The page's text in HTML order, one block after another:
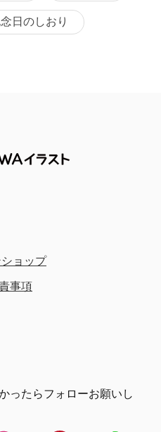
日のしおり
ョップ
事項
ったらフォローお願いし